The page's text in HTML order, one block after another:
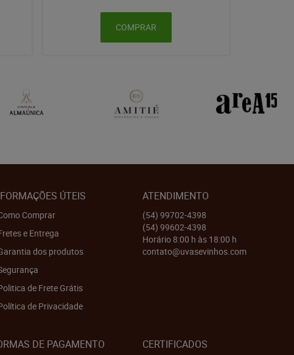
COMPRAR
ÚTEIS
Comprar
e Entrega
dos produtos
de Frete Grátis
de Privacidade
ATENDIMENTO
(54) 99702-4398
(54) 99602-4398
Horário 8:00 h às 18:00 h
contato@uvasevinhos.com
DE PAGAMENTO CERTIFICADOS